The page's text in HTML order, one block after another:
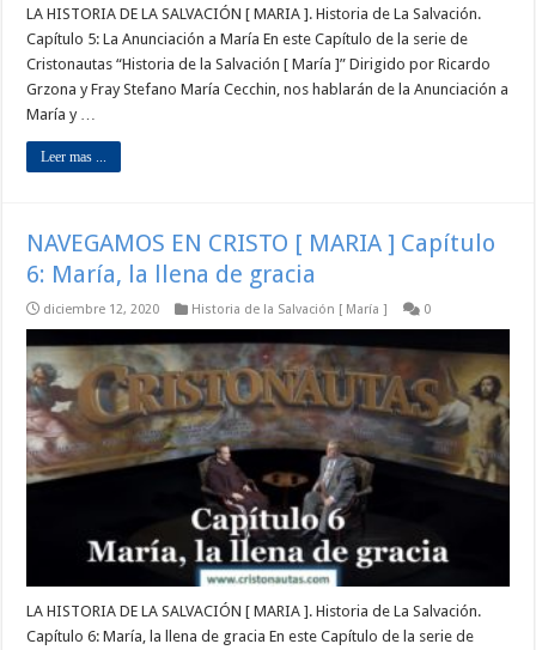
LA HISTORIA DE LA SALVACIÓN [ MARIA ]. Historia de La Salvación.
Capítulo 5: La Anunciación a María En este Capítulo de la serie de
Cristonautas “Historia de la Salvación [ María ]” Dirigido por Ricardo
Grzona y Fray Stefano María Cecchin, nos hablarán de la Anunciación a
María y …
Leer mas ...
NAVEGAMOS EN CRISTO [ MARIA ] Capítulo
6: María, la llena de gracia
diciembre 12, 2020 Historia de la Salvación [ María ] 0
LA HISTORIA DE LA SALVACIÓN [ MARIA ]. Historia de La Salvación.
Capítulo 6: María, la llena de gracia En este Capítulo de la serie de